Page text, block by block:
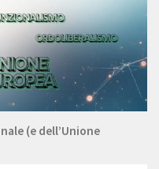
(e dell’Unione